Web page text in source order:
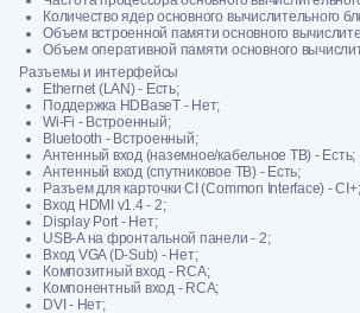
Количество ядер основного вычислительного
Объем встроенной памяти основного
Объем оперативной памяти основного
Разъемы и интерфейсы
Ethernet (LAN) - Есть;
Поддержка HDBaseT - Нет;
Wi-Fi - Встроенный;
Bluetooth - Встроенный;
Антенный вход (наземное/кабельное ТВ) - Есть;
Антенный вход (спутниковое ТВ) - Есть;
Разъем для карточки CI (Common Interface) - CI+;
Вход HDMI v1.4 - 2;
Display Port - Нет;
USB-A на фронтальной панели - 2;
Вход VGA (D-Sub) - Нет;
Композитный вход - RCA;
Компонентный вход - RCA;
DVI - Нет;